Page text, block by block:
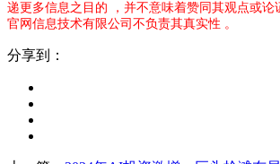
递更多信息之目的 ，并不意味着赞同其观点或论
官网信息技术有限公司不负责其真实性 。
分享到：